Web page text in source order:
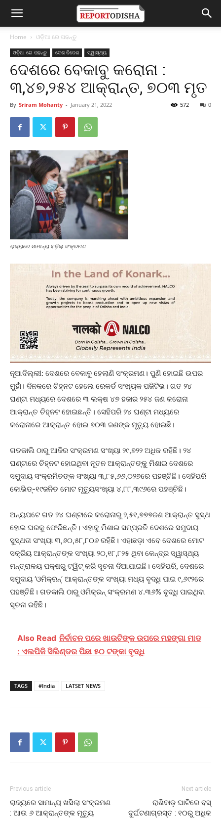
Home ଓଡ଼ିଆ ରେ ପଢନ୍ତୁ
ଓଡ଼ିଆ ରେ ପଢନ୍ତୁ ଦେଶ ବିଦେଶ ସ୍ୱାସ୍ଥ୍ୟ
ଦେଶରେ ବେକାବୁ କରୋନା :
୩,୪୭,୨୫୪ ଆକ୍ରାନ୍ତ, ୭୦୩ ମୃତ
By Sriram Mohanty - January 21, 2022 0
572
ରାଜ୍ୟରେ ସାମାନ୍ୟ ବଢ଼ିଲା ସଂକ୍ରମଣ
ନୂଆଦିଲ୍ଲୀ: ଦେଶରେ ବେକାବୁ ହେଲାଣି ସଂକ୍ରମଣ। ପୁଣି ହୋଇଛି ଉପର
ମୁହାଁ। ଦିନକରେ ଚିହ୍ନଟ ହେଲେ ରେକର୍ଡ ସଂଖ୍ୟକ ପଜିଟିଭ। ଗତ ୨୪
ଘଣ୍ଟା ମଧ୍ୟରେ ଦେଶରେ ୩ ଲକ୍ଷ ୪୭ ହଜାର ୨୫୪ ଜଣ କରୋନା
ଆକ୍ରାନ୍ତ ଚିହ୍ନଟ ହୋଇଛନ୍ତି। ସେହିପରି ୨୪ ଘଣ୍ଟା ମଧ୍ୟରେ
କରୋନାରେ ଆକ୍ରାନ୍ତ ହୋଇ ୭୦୩ ଜଣଙ୍କ ମୃତ୍ୟୁ ହୋଇଛି।
ଗତକାଲି ଠାରୁ ଆଜିର ସଂକ୍ରମଣ ସଂଖ୍ୟା ୨୯,୭୨୨ ଅଧିକ ରହିଛି। ୨୪
ଘଣ୍ଟାରେ ଚିହ୍ନଟ ହୋଇଥିବା ନୂତନ ଆକ୍ରାନ୍ତଙ୍କୁ ମିଶାଇ ଦେଶରେ
ସମୁଦାୟ ସଂକ୍ରମିତଙ୍କ ସଂଖ୍ୟା ୩,୮୫,୬୬,୦୨୭ରେ ପହଞ୍ଚିଛି। ସେହିପରି
କୋଭିଡ୍‌-୧୯ଜନିତ ମୋଟ ମୃତ୍ୟୁସଂଖ୍ୟା ୪,୮୮,୩୯୬ରେ ପହଞ୍ଚିଛି।
ଅନ୍ୟପଟେ ଗତ ୨୪ ଘଣ୍ଟାରେ କରୋନାରୁ ୨,୫୧,୭୭୭ଜଣ ଆକ୍ରାନ୍ତ ସୁସ୍ଥ
ହୋଇ ଘରକୁ ଫେରିଛନ୍ତି। ଏହାକୁ ମିଶାଇ ସମ୍ପ୍ରତି ଦେଶରେ ସମୁଦାୟ
ସୁସ୍ଥତା ସଂଖ୍ୟା ୩,୬୦,୫୮,୮୦୬ ରହିଛି। ଏହାଛଡ଼ା ଏବେ ଦେଶରେ ମୋଟ
ସକ୍ରିୟ ଆକ୍ରାନ୍ତଙ୍କ ସଂଖ୍ୟା ୨୦,୧୮,୮୨୫ ଥିବା କେନ୍ଦ୍ର ସ୍ୱାସ୍ଥ୍ୟ
ମନ୍ତ୍ରାଳୟ ପକ୍ଷରୁ ଟ୍ୱିଟ୍‌ କରି ସୂଚନା ଦିଆଯାଇଛି। ସେହିପରି, ଦେଶରେ
ସମୁଦାୟ ‘ଓମିକ୍ରନ୍‌’ ଆକ୍ରାନ୍ତଙ୍କ ସଂଖ୍ୟା ମଧ୍ୟ ବୃଦ୍ଧି ପାଇ ୯,୬୯୨ରେ
ପହଞ୍ଚିଛି। ଗତକାଲି ଠାରୁ ଓମିକ୍ରନ୍‌ ସଂକ୍ରମଣ ୪.୩୬% ବୃଦ୍ଧି ପାଇଥିବା
ସୂଚନା ରହିଛି।
Also Read ନିର୍ବାଚନ ପରେ ଖାଉଟିଙ୍କ ଉପରେ ମହଙ୍ଗା ମାଡ
: ଏଲପିଜି ସିଲିଣ୍ଡର ପିଛା ୫୦ ଟଙ୍କା ବୃଦ୍ଧି
TAGS #India LATSET NEWS
Previous article
ରାଜ୍ୟରେ ସାମାନ୍ୟ ଖସିଲା ସଂକ୍ରମଣ
: ଆଉ ୬ ଆକ୍ରାନ୍ତଙ୍କ ମୃତ୍ୟୁ
Next article
ରାଶିବାଡ଼ ଘାଟିରେ ବସ୍
ଦୁର୍ଘଟଣାଗ୍ରସ୍ତ : ୧୦ରୁ ଅଧିକ